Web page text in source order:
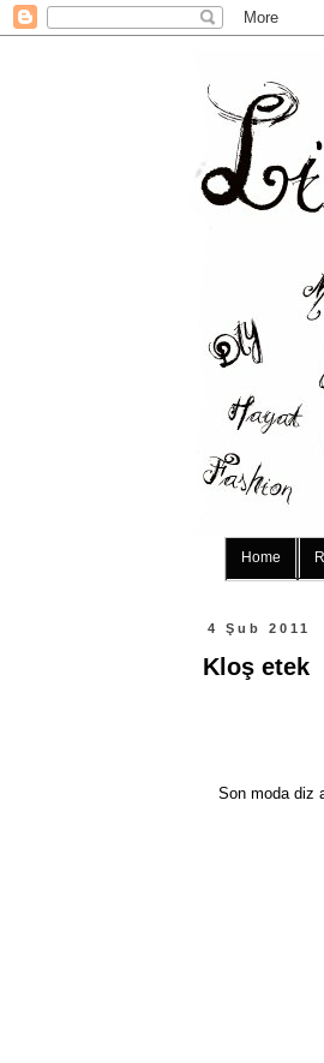
Home
4 Şub 2011
Kloş etek
Son moda diz